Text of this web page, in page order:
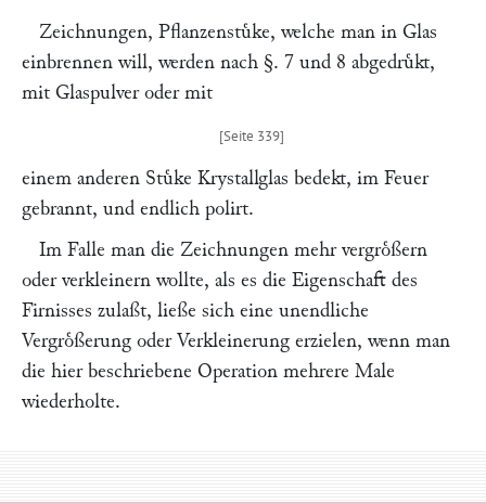
Zeichnungen, Pflanzenstuͤke, welche man in Glas
einbrennen will, werden nach §. 7 und 8 abgedruͤkt,
mit Glaspulver oder mit
einem anderen Stuͤke Krystallglas bedekt, im Feuer
gebrannt, und endlich polirt.
Im Falle man die Zeichnungen mehr vergroͤßern
oder verkleinern wollte, als es die Eigenschaft des
Firnisses zulaßt, ließe sich eine unendliche
Vergroͤßerung oder Verkleinerung erzielen, wenn man
die hier beschriebene Operation mehrere Male
wiederholte.